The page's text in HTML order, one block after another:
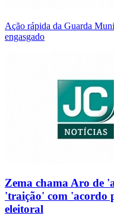
Ação rápida da Guarda
engasgado
Zema chama Aro de
'traição' com 'acordo
eleitoral